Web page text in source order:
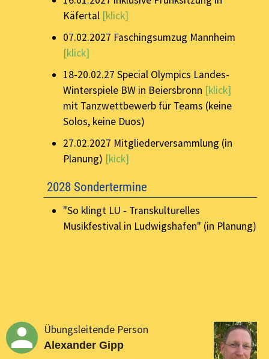
Käfertal [klick]
07.02.2027 Faschingsumzug Mannheim
[klick]
18-20.02.27 Special Olympics Landes-
Winterspiele BW in Beiersbronn [klick]
mit Tanzwettbewerb für Teams (keine
Solos, keine Duos)
27.02.2027 Mitgliederversammlung (in
Planung) [kick]
2028 Sondertermine
"So klingt LU - Transkulturelles
Musikfestival in Ludwigshafen" (in Planung)
Übungsleitende Person
Alexander Gipp